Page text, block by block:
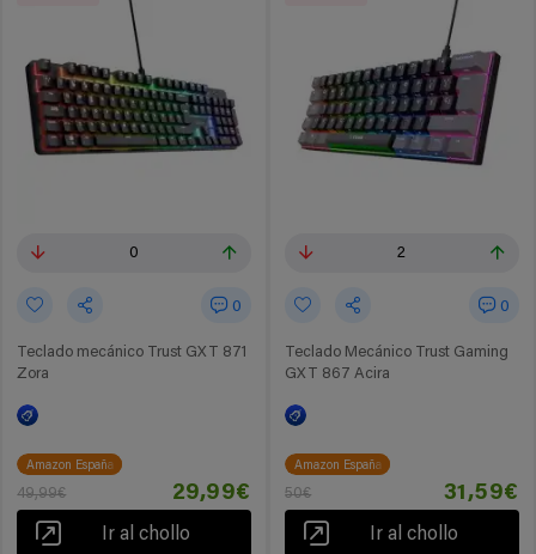
0
0
Teclado mecánico Trust GXT 871
Zora
Amazon España
49,99€ 29,99€
Ir al chollo
2
0
Teclado Mecánico Trust Gaming
GXT 867 Acira
Amazon España
50€ 31,59€
Ir al chollo